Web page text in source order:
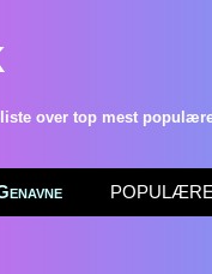
over top mest
POPULÆRE